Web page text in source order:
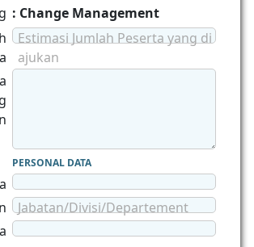
: Change Management
Estimasi Jumlah Peserta yang di
ajukan
PERSONAL DATA
Jabatan/Divisi/Departement